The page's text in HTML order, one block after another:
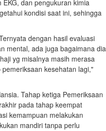
dan pengukuran kimia
kondisi saat ini, sehingga
dengan hasil evaluasi
mental, ada juga bagaimana dia
yg misalnya masih merasa
kesehatan lagi,"
Tahap ketiga Pemeriksaan
pada tahap keempat
kemampuan melakukan
mandiri tanpa perlu